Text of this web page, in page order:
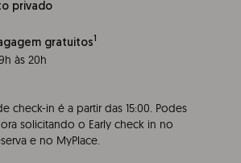
privado
gratuitos1
às 20h
check-in é a partir das 15:00. Podes
solicitando o Early check in no
e no MyPlace.